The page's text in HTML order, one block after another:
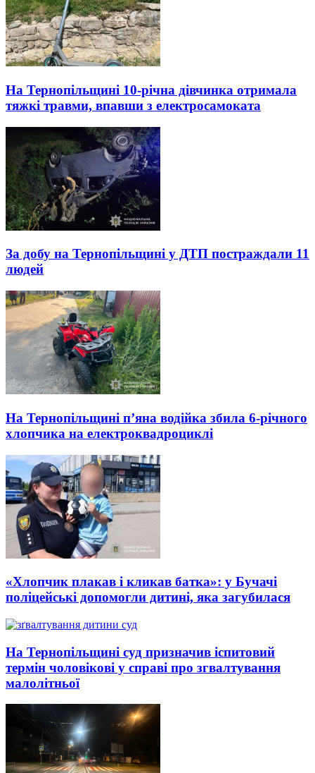
На Тернопільщині 10-річна дівчинка отримала
тяжкі травми, впавши з електросамоката
За добу на Тернопільщині у ДТП постраждали 11
людей
На Тернопільщині п’яна водійка збила 6-річного
хлопчика на електроквадроциклі
«Хлопчик плакав і кликав батка»: у Бучачі
поліцейські допомогли дитині, яка загубилася
На Тернопільщині суд призначив іспитовий
термін чоловікові у справі про згвалтування
малолітньої